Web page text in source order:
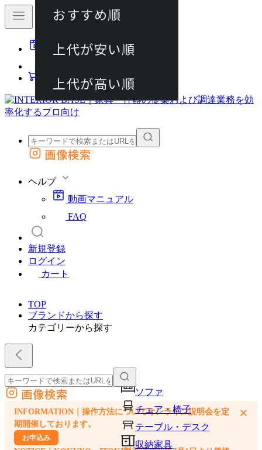
動画マニュアル
カート
外部サイトの商品をカートに追加
画像検索
ヘルプ
動画マニュアル
FAQ
新規登録
ログイン
カート
TOP
ブランドから探す
カテゴリーから探す
ソファ
チェア・椅子
テーブル・デスク
収納家具
外部サイトの商品をカートに追加
他のサイトで見つけた商品ページのURLを貼り付けて、カートに追加できます
画像検索
INFORMATION｜操作方法についてオンライン説明会を定
期開催しております。
お申込み
×
おすすめ順
上代が安い順
上代が高い順